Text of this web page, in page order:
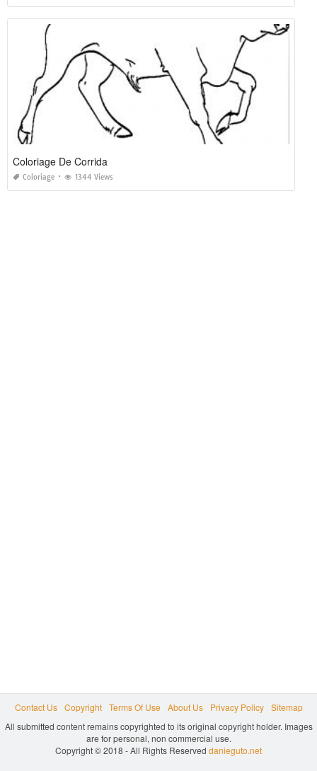
Coloriage De Corrida
Coloriage 1344 Views
Contact Us Copyright Terms Of Use About Us Privacy Policy
Sitemap
All submitted content remains copyrighted to its original copyright holder. Images
are for personal, non commercial use.
Copyright © 2018 - All Rights Reserved danieguto.net